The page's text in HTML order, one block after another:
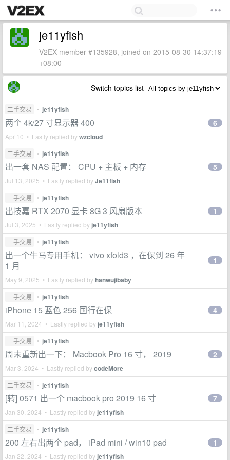
je11yfish
V2EX member #135928, joined on 2015-08-30 14:37:19
+08:00
Switch topics list
二手交易 • je11yfish
两个 4k/27 寸显示器 400
Apr 10 • Lastly replied bywzcloud
6
二手交易 • je11yfish
出一套 NAS 配置： CPU + 主板 + 内存
Jul 13, 2025 • Lastly replied byJe11fish
5
二手交易 • je11yfish
出技嘉 RTX 2070 显卡 8G 3 风扇版本
Jul 3, 2025 • Lastly replied by je11yfish
1
二手交易 • je11yfish
出一个牛马专用手机： vivo xfold3 ，在保到 26 年
1 月
May 9, 2025 • Lastly replied byhanwujibaby
1
二手交易 • je11yfish
iPhone 15 蓝色 256 国行在保
Mar 11, 2024 • Lastly replied by je11yfish
4
二手交易 • je11yfish
周末重新出一下： Macbook Pro 16 寸， 2019
Mar 3, 2024 • Lastly replied bycodeMore
2
二手交易 • je11yfish
[转] 0571 出一个 macbook pro 2019 16 寸
Jan 30, 2024 • Lastly replied by je11yfish
7
二手交易 • je11yfish
200 左右出两个 pad， iPad mini / win10 pad
Jan 22, 2024 • Lastly replied by je11yfish
1